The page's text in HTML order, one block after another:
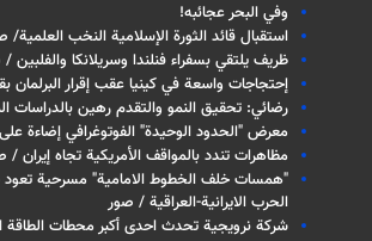
وفي البحر عجائبه!
استقبال قائد الثورة الإسلامية النخب العلمية/
ظريف يلتقي بسفراء فنلندا وسريلانكا والفلبين
إحتجاجات واسعة في كينيا عقب إقرار البرلمان
رضائي: تحقيق النمو والتقدم رهين بالدراسات
معرض "الحدود الوحيدة" الفوتوغرافي إضاءة على
مظاهرات تندد بالمواقف الأمريكية تجاه إيران /
"همسات خلف الخطوط الامامية" مسرحية تعود
الحرب الايرانية-العراقية / صور
شركة نرويجية تحدث احدى أكبر محطات الطاقة